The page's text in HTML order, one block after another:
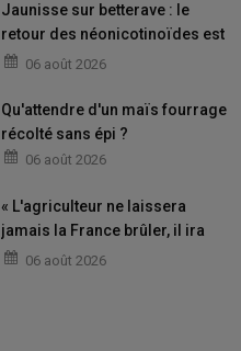
Jaunisse sur betterave : le
retour des néonicotinoïdes est
attendu
06 août 2026
Qu'attendre d'un maïs fourrage
récolté sans épi ?
06 août 2026
« L'agriculteur ne laissera
jamais la France brûler, il ira
aider »06 août 2026